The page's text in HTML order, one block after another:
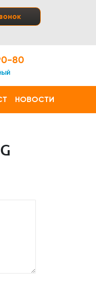
80
НОВОСТИ